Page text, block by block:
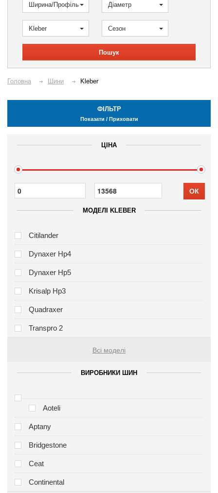
Ширина/Профіль Діаметр
Kleber Сезон
Пошук
Головна Шини Kleber
ФІЛЬТР
Показати / Приховати
ЦІНА
ОК
МОДЕЛІ KLEBER
Citilander
Dynaxer Hp4
Dynaxer Hp5
Krisalp Hp3
Quadraxer
Transpro 2
Всі моделі
ВИРОБНИКИ ШИН
Aoteli
Aptany
Bridgestone
Ceat
Continental